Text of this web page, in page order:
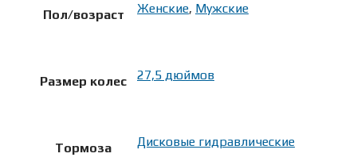
Пол/возраст Женские, Мужские
Размер колес 27,5 дюймов
Тормоза Дисковые гидравлические